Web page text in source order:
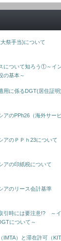
祭手当)について
について知ろう①～イ
の基本～
用に係るDGT(居住証明
アのPPh26（海外サー
アのＰＰｈ23について
アの印紙税について
アのリース会計基準
引時には要注意!? ～
について～
IMTA）と滞在許可（